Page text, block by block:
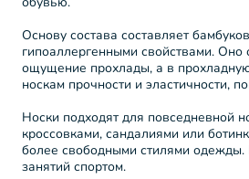
Основу состава составляет
гипоаллергенными свойствами.
ощущение прохлады, а в
носкам прочности и эластичности,
Носки подходят для повседневной
кроссовками, сандалиями или
более свободными стилями одежды.
занятий спортом.